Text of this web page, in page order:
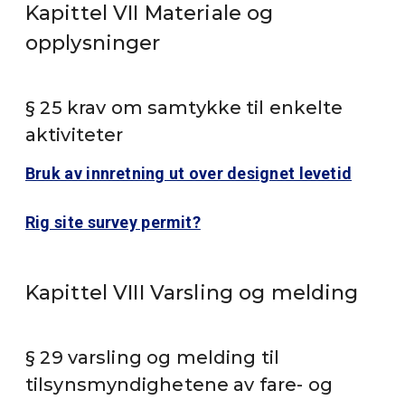
Kapittel VII Materiale og
opplysninger
§ 25 krav om samtykke til enkelte
aktiviteter
Bruk av innretning ut over designet levetid
Rig site survey permit?
Kapittel VIII Varsling og melding
§ 29 varsling og melding til
tilsynsmyndighetene av fare- og